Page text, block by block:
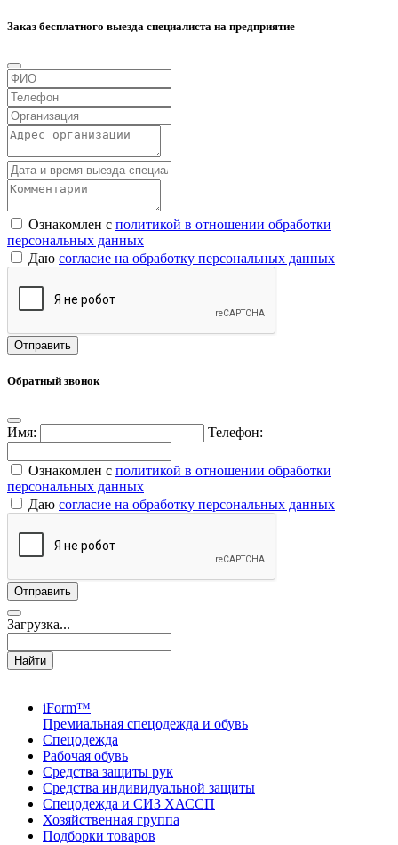
Заказ бесплатного выезда специалиста на предприятие
Ознакомлен с политикой в отношении обработки
персональных данных
Даю согласие на обработку персональных данных
Обратный звонок
Имя: Телефон:
Ознакомлен с политикой в отношении обработки
персональных данных
Даю согласие на обработку персональных данных
Загрузка...
Найти
iForm™
Премиальная спецодежда и обувь
Спецодежда
Рабочая обувь
Средства защиты рук
Средства индивидуальной защиты
Спецодежда и СИЗ ХАССП
Хозяйственная группа
Подборки товаров